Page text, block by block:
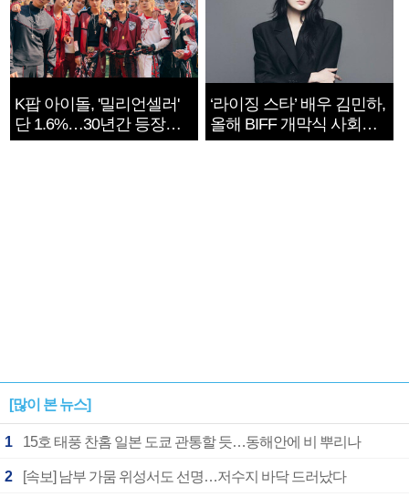
K팝 아이돌, '밀리언셀러'
단 1.6%…30년간 등장
1182개팀 전수조사
‘라이징 스타’ 배우 김민하,
올해 BIFF 개막식 사회자
확정
[많이 본 뉴스]
1 15호 태풍 찬홈 일본 도쿄 관통할 듯…동해안에 비 뿌리나
2 [속보] 남부 가뭄 위성서도 선명…저수지 바닥 드러났다